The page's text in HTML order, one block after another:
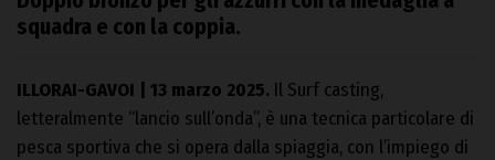
squadra e con la coppia.
ILLORAI-GAVOI | 13 marzo 2025. Il Surf casting,
letteralmente “lancio sull’onda”, è una tecnica particolare di
pesca sportiva che si opera dalla spiaggia, con l’impiego di